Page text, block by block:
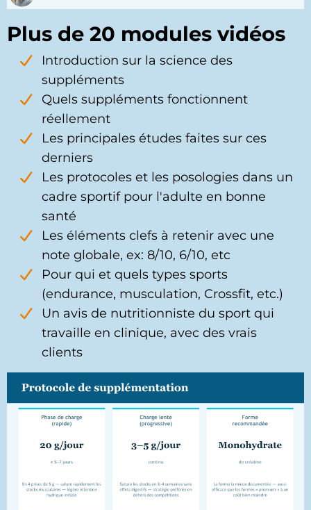
Plus de 20 modules vidéos
Introduction sur la science des
suppléments
Quels suppléments fonctionnent
réellement
Les principales études faites sur ces
derniers
Les protocoles et les posologies dans un
cadre sportif pour l'adulte en bonne
santé
Les éléments clefs à retenir avec une
note globale, ex: 8/10, 6/10, etc
Pour qui et quels types sports
(endurance, musculation, Crossfit, etc.)
Un avis de nutritionniste du sport qui
travaille en clinique, avec des vrais
clients